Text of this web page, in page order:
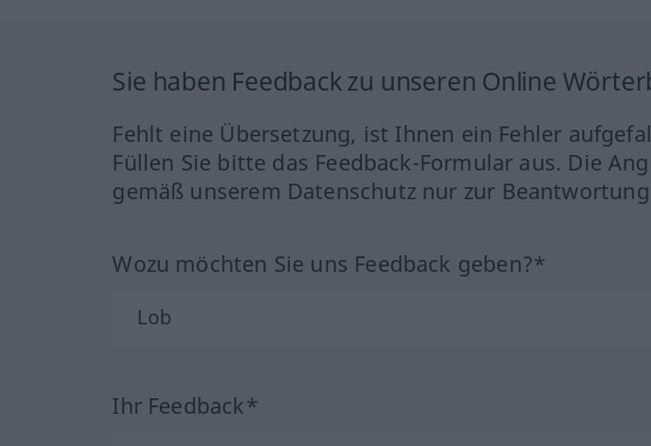
Sie haben Feedback zu unseren Online
Fehlt eine Übersetzung, ist Ihnen ein Fehler
Füllen Sie bitte das Feedback-Formular aus. Die
gemäß unserem Datenschutz nur zur
Wozu möchten Sie uns Feedback geben?*
Ihr Feedback*